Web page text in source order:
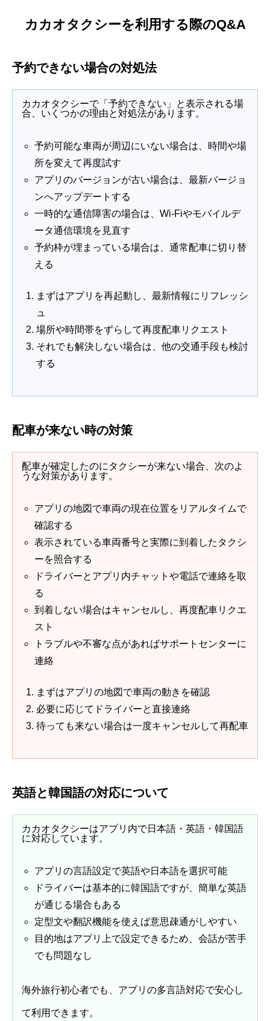
カカオタクシーを利用する際のQ&A
予約できない場合の対処法
カカオタクシーで「予約できない」と表示される場
合、いくつかの理由と対処法があります。
予約可能な車両が周辺にいない場合は、時間や場
所を変えて再度試す
アプリのバージョンが古い場合は、最新バージョ
ンへアップデートする
一時的な通信障害の場合は、Wi-Fiやモバイルデ
ータ通信環境を見直す
予約枠が埋まっている場合は、通常配車に切り替
える
まずはアプリを再起動し、最新情報にリフレッシ
ュ
場所や時間帯をずらして再度配車リクエスト
それでも解決しない場合は、他の交通手段も検討
する
配車が来ない時の対策
配車が確定したのにタクシーが来ない場合、次のよ
うな対策があります。
アプリの地図で車両の現在位置をリアルタイムで
確認する
表示されている車両番号と実際に到着したタクシ
ーを照合する
ドライバーとアプリ内チャットや電話で連絡を取
る
到着しない場合はキャンセルし、再度配車リクエ
スト
トラブルや不審な点があればサポートセンターに
連絡
まずはアプリの地図で車両の動きを確認
必要に応じてドライバーと直接連絡
待っても来ない場合は一度キャンセルして再配車
英語と韓国語の対応について
カカオタクシーはアプリ内で日本語・英語・韓国語
に対応しています。
アプリの言語設定で英語や日本語を選択可能
ドライバーは基本的に韓国語ですが、簡単な英語
が通じる場合もある
定型文や翻訳機能を使えば意思疎通がしやすい
目的地はアプリ上で設定できるため、会話が苦手
でも問題なし
海外旅行初心者でも、アプリの多言語対応で安心し
て利用できます。